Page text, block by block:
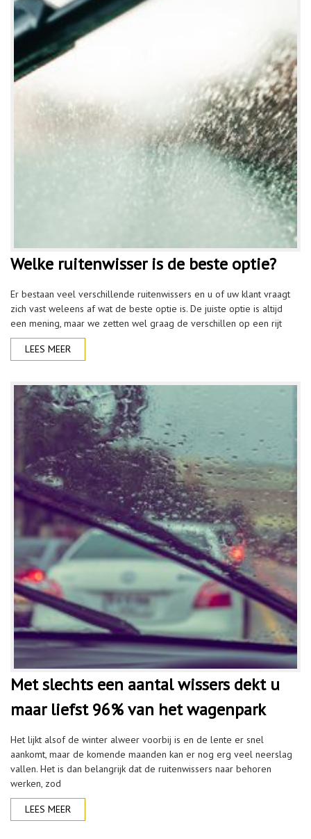
Welke ruitenwisser is de beste optie?
Er bestaan veel verschillende ruitenwissers en u of uw klant vraagt
zich vast weleens af wat de beste optie is. De juiste optie is altijd
een mening, maar we zetten wel graag de verschillen op een rijt
LEES MEER
Met slechts een aantal wissers dekt u
maar liefst 96% van het wagenpark
Het lijkt alsof de winter alweer voorbij is en de lente er snel
aankomt, maar de komende maanden kan er nog erg veel neerslag
vallen. Het is dan belangrijk dat de ruitenwissers naar behoren
werken, zod
LEES MEER